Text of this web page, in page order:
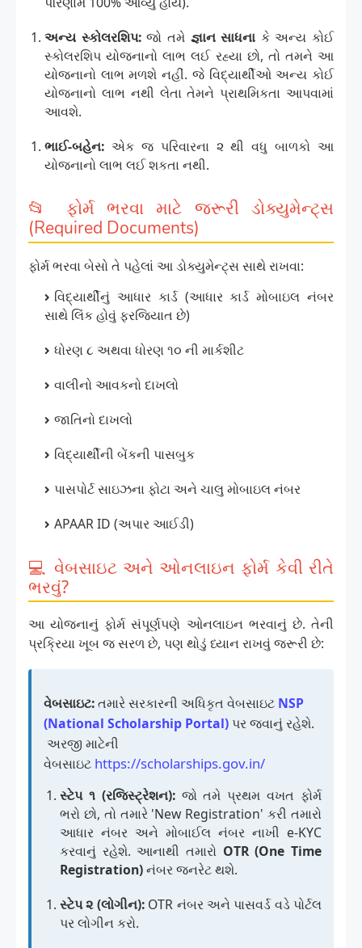
અન્ય સ્કોલરશિપ:જો તમે જ્ઞાન સાધના કે અન્ય કોઈ
સ્કોલરશિપ યોજનાનો લાભ લઈ રહ્યા છો, તો તમને આ
યોજનાનો લાભ મળશે નહીં. જે વિદ્યાર્થીઓ અન્ય કોઈ
યોજનાનો લાભ નથી લેતા તેમને પ્રાથમિકતા આપવામાં
આવશે.
ભાઈ-બહેન: એક જ પરિવારના ૨ થી વધુ બાળકો આ
યોજનાનો લાભ લઈ શકતા નથી.
📂 ફોર્મ ભરવા માટે જરૂરી ડોક્યુમેન્ટ્સ
(Required Documents)
ફોર્મ ભરવા બેસો તે પહેલાં આ ડોક્યુમેન્ટ્સ સાથે રાખવા:
વિદ્યાર્થીનું આધાર કાર્ડ (આધાર કાર્ડ મોબાઇલ નંબર
સાથે લિંક હોવું ફરજિયાત છે)
ધોરણ ૮ અથવા ધોરણ ૧૦ ની માર્કશીટ
વાલીનો આવકનો દાખલો
જાતિનો દાખલો
વિદ્યાર્થીની બેંકની પાસબુક
પાસપોર્ટ સાઇઝના ફોટા અને ચાલુ મોબાઇલ નંબર
APAAR ID (અપાર આઈડી)
💻 વેબસાઇટ અને ઓનલાઇન ફોર્મ કેવી રીતે
ભરવું?
આ યોજનાનું ફોર્મ સંપૂર્ણપણે ઓનલાઇન ભરવાનું છે. તેની
પ્રક્રિયા ખૂબ જ સરળ છે, પણ થોડું ધ્યાન રાખવું જરૂરી છે:
વેબસાઇટ:તમારે સરકારની અધિકૃત વેબસાઇટ NSP
(National Scholarship Portal)પર જવાનું રહેશે.
અરજી માટેની
વેબસાઇટ https://scholarships.gov.in/
સ્ટેપ ૧ (રજિસ્ટ્રેશન):જો તમે પ્રથમ વખત ફોર્મ
ભરો છો, તો તમારે 'New Registration' કરી તમારો
આધાર નંબર અને મોબાઈલ નંબર નાખી e-KYC
કરવાનું રહેશે. આનાથી તમારો OTR (One Time
Registration)નંબર જનરેટ થશે.
સ્ટેપ ૨ (લોગીન):OTR નંબર અને પાસવર્ડ વડે પોર્ટલ
પર લોગીન કરો.